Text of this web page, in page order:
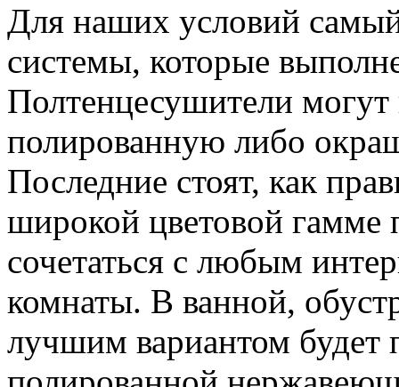
Для наших условий
системы, которые
Полтенцесушители
полированную либо
Последние стоят, как
широкой цветовой гамме
сочетаться с любым
комнаты. В ванной,
лучшим вариантом будет